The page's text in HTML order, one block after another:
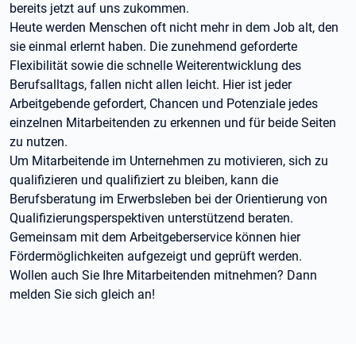
bereits jetzt auf uns zukommen.
Heute werden Menschen oft nicht mehr in dem Job alt, den
sie einmal erlernt haben. Die zunehmend geforderte
Flexibilität sowie die schnelle Weiterentwicklung des
Berufsalltags, fallen nicht allen leicht. Hier ist jeder
Arbeitgebende gefordert, Chancen und Potenziale jedes
einzelnen Mitarbeitenden zu erkennen und für beide Seiten
zu nutzen.
Um Mitarbeitende im Unternehmen zu motivieren, sich zu
qualifizieren und qualifiziert zu bleiben, kann die
Berufsberatung im Erwerbsleben bei der Orientierung von
Qualifizierungsperspektiven unterstützend beraten.
Gemeinsam mit dem Arbeitgeberservice können hier
Fördermöglichkeiten aufgezeigt und geprüft werden.
Wollen auch Sie Ihre Mitarbeitenden mitnehmen? Dann
melden Sie sich gleich an!